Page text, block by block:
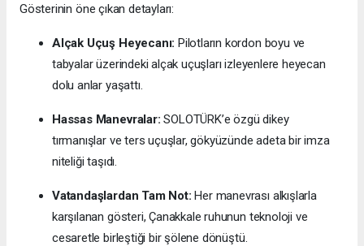
Gösterinin öne çıkan detayları:
Alçak Uçuş Heyecanı: Pilotların kordon boyu ve
tabyalar üzerindeki alçak uçuşları izleyenlere heyecan
dolu anlar yaşattı.
Hassas Manevralar: SOLOTÜRK’e özgü dikey
tırmanışlar ve ters uçuşlar, gökyüzünde adeta bir imza
niteliği taşıdı.
Vatandaşlardan Tam Not: Her manevrası alkışlarla
karşılanan gösteri, Çanakkale ruhunun teknoloji ve
cesaretle birleştiği bir şölene dönüştü.